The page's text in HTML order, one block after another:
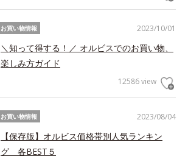
2023/10/01
お買い物情報
＼知って得する！／ オルビスでのお買い物、
楽しみ方ガイド
12586 view
2023/08/04
お買い物情報
【保存版】オルビス価格帯別人気ランキン
グ 各BEST５